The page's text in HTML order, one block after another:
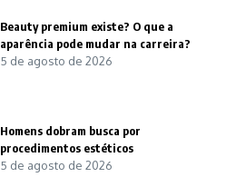
Beauty premium existe? O que a
aparência pode mudar na carreira?
5 de agosto de 2026
Homens dobram busca por
procedimentos estéticos
5 de agosto de 2026